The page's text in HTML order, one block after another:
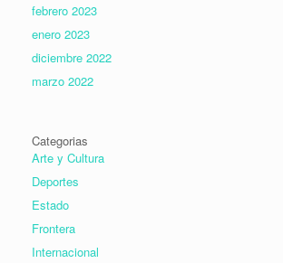
febrero 2023
enero 2023
diciembre 2022
marzo 2022
Categorias
Arte y Cultura
Deportes
Estado
Frontera
Internacional